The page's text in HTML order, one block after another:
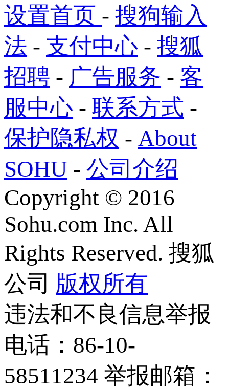
设置首页 - 搜狗输入
法 - 支付中心 - 搜狐
招聘 - 广告服务 - 客
服中心 - 联系方式 -
保护隐私权 - About
SOHU - 公司介绍
Copyright © 2016
Sohu.com Inc. All
Rights Reserved. 搜狐
公司 版权所有
违法和不良信息举报
电话：86-10-
58511234 举报邮箱：